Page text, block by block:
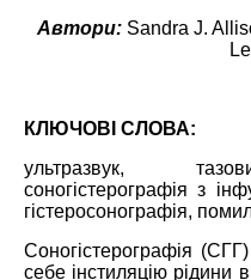
Автори: Sandra J.
КЛЮЧОВІ СЛОВА:
ультразвук,
соногістерографія з
гістеросонографія,
Соногістерографія
себе інстиляцію рідини